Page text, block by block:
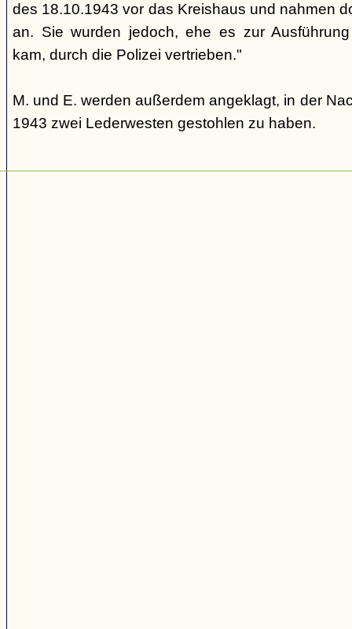
des 18.10.1943 vor das Kreishaus und nahmen
an. Sie wurden jedoch, ehe es zur
kam, durch die Polizei vertrieben."
M. und E. werden außerdem angeklagt, in der
1943 zwei Lederwesten gestohlen zu haben.